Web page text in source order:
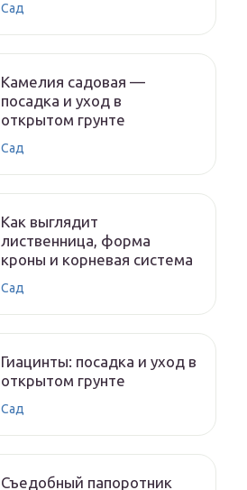
Сад
Камелия садовая —
посадка и уход в
открытом грунте
Сад
Как выглядит
лиственница, форма
кроны и корневая система
Сад
Гиацинты: посадка и уход в
открытом грунте
Сад
Съедобный папоротник